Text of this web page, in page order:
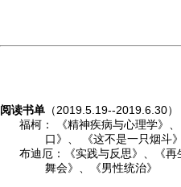
阅读书单（2019.5.19--2019.6.30）
福柯： 《精神疾病与心理学》、
口》、 《这不是一只烟斗》
布迪厄：《实践与反思》、《再
舞会》、《男性统治》